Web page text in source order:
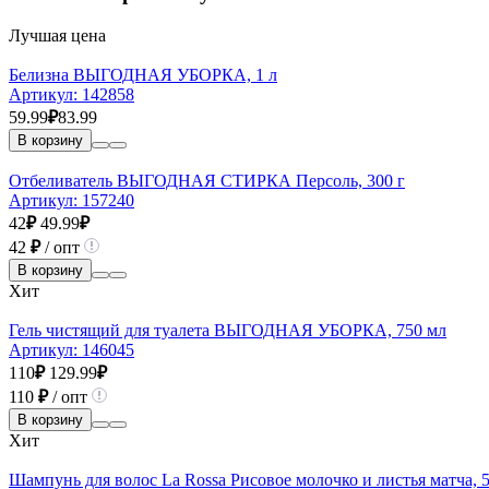
Лучшая цена
Белизна ВЫГОДНАЯ УБОРКА, 1 л
Артикул: 142858
59.99₽83.99
В корзину
Отбеливатель ВЫГОДНАЯ СТИРКА Персоль, 300 г
Артикул: 157240
42₽ 49.99₽
42 ₽/ опт
В корзину
Хит
Гель чистящий для туалета ВЫГОДНАЯ УБОРКА, 750 мл
Артикул: 146045
110₽ 129.99₽
110 ₽/ опт
В корзину
Хит
Шампунь для волос La Rossa Рисовое молочко и листья матча,